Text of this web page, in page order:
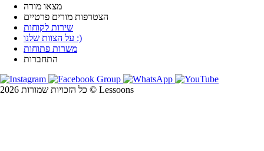
מצאו מורה
הצטרפות מורים פרטיים
שירות לקוחות
על הצוות שלנו :)
משרות פתוחות
התחברות
כל הזכויות שמורות 2026 © Lessoons